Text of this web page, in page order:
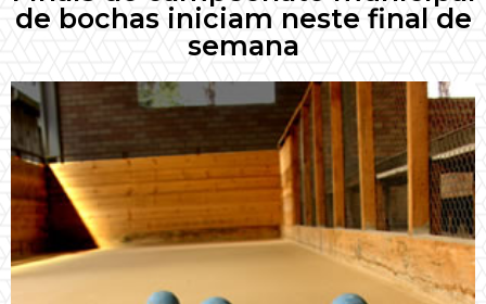
de bochas iniciam neste final de
semana